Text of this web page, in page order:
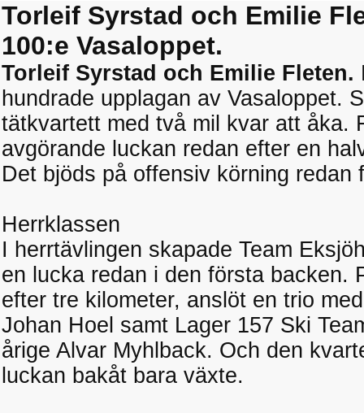
Torleif Syrstad och Emilie
100:e Vasaloppet.
Torleif Syrstad och Emilie Fleten.
hundrade upplagan av Vasaloppet.
tätkvartett med två mil kvar att åka.
avgörande luckan redan efter en
Det bjöds på offensiv körning redan
Herrklassen
I herrtävlingen skapade Team
en lucka redan i den första backen.
efter tre kilometer, anslöt en trio
Johan Hoel samt Lager 157 Ski
årige Alvar Myhlback. Och den
luckan bakåt bara växte.